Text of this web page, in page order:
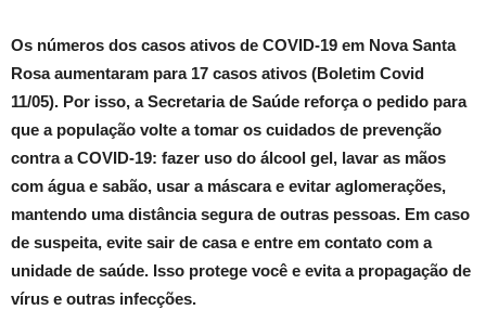
Os números dos casos ativos de COVID-19 em Nova Santa
Rosa aumentaram para 17 casos ativos (Boletim Covid
11/05). Por isso, a Secretaria de Saúde reforça o pedido para
que a população volte a tomar os cuidados de prevenção
contra a COVID-19: fazer uso do álcool gel, lavar as mãos
com água e sabão, usar a máscara e evitar aglomerações,
mantendo uma distância segura de outras pessoas. Em caso
de suspeita, evite sair de casa e entre em contato com a
unidade de saúde. Isso protege você e evita a propagação de
vírus e outras infecções.